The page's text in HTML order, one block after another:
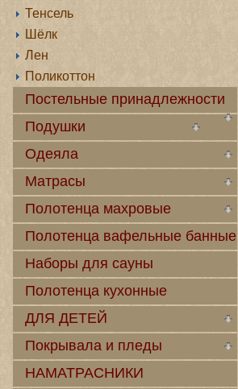
Тенсель
Шёлк
Лен
Поликоттон
Постельные принадлежности
Подушки
Одеяла
Матрасы
Полотенца махровые
Полотенца вафельные банные
Наборы для сауны
Полотенца кухонные
ДЛЯ ДЕТЕЙ
Покрывала и пледы
НАМАТРАСНИКИ